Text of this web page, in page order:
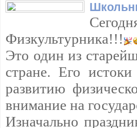
Физкультурника!!!
Это один из
стране. Его
развитию
внимание на
Изначально